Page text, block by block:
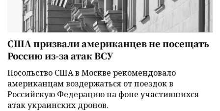
США призвали американцев не посещать
Россию из-за атак ВСУ
Посольство США в Москве рекомендовало
американцам воздержаться от поездок в
Российскую Федерацию на фоне участившихся
атак украинских дронов.